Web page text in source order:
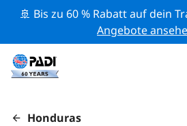
🚢 Bis zu 60 % Rabatt auf dein
Angebote
Honduras